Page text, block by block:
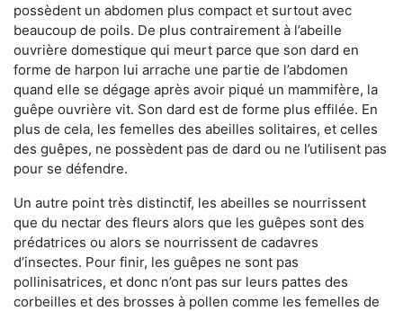
possèdent un abdomen plus compact et surtout avec
beaucoup de poils. De plus contrairement à l’abeille
ouvrière domestique qui meurt parce que son dard en
forme de harpon lui arrache une partie de l’abdomen
quand elle se dégage après avoir piqué un mammifère, la
guêpe ouvrière vit. Son dard est de forme plus effilée. En
plus de cela, les femelles des abeilles solitaires, et celles
des guêpes, ne possèdent pas de dard ou ne l’utilisent pas
pour se défendre.
Un autre point très distinctif, les abeilles se nourrissent
que du nectar des fleurs alors que les guêpes sont des
prédatrices ou alors se nourrissent de cadavres
d’insectes. Pour finir, les guêpes ne sont pas
pollinisatrices, et donc n’ont pas sur leurs pattes des
corbeilles et des brosses à pollen comme les femelles de